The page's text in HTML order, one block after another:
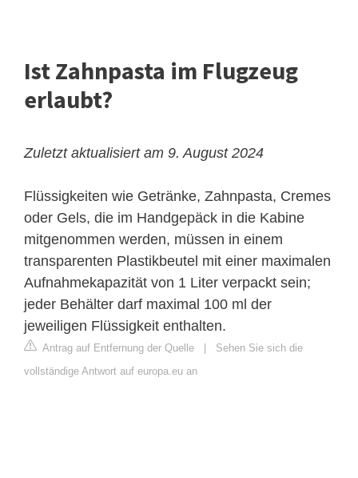
Ist Zahnpasta im Flugzeug
erlaubt?
Zuletzt aktualisiert am 9. August 2024
Flüssigkeiten wie Getränke, Zahnpasta, Cremes
oder Gels, die im Handgepäck in die Kabine
mitgenommen werden, müssen in einem
transparenten Plastikbeutel mit einer maximalen
Aufnahmekapazität von 1 Liter verpackt sein;
jeder Behälter darf maximal 100 ml der
jeweiligen Flüssigkeit enthalten.
Antrag auf Entfernung der Quelle
Sehen Sie sich die
vollständige Antwort auf europa.eu an